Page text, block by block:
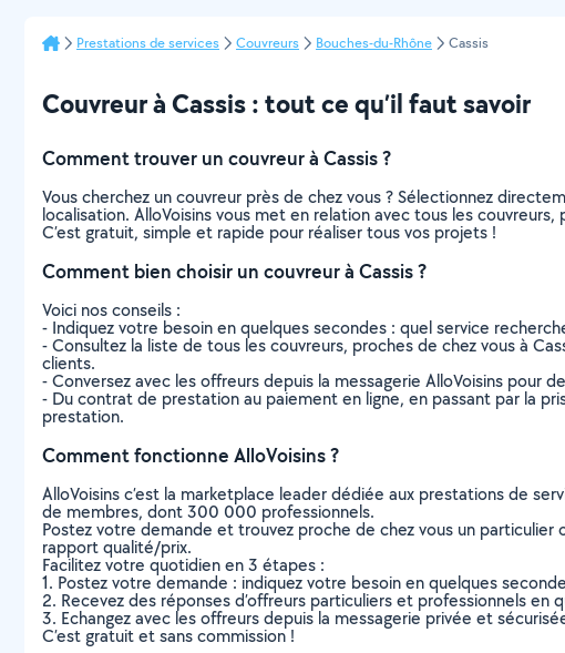
Prestations de services Couvreurs Bouches-du-Rhône Cassis
Couvreur à Cassis : tout ce qu’il faut savoir
Comment trouver un couvreur à Cassis ?
Vous cherchez un couvreur près de chez vous ? Sélectionnez
localisation. AlloVoisins vous met en relation avec tous les
C’est gratuit, simple et rapide pour réaliser tous vos projets !
Comment bien choisir un couvreur à Cassis ?
Voici nos conseils :
- Indiquez votre besoin en quelques secondes : quel service
- Consultez la liste de tous les couvreurs, proches de chez vous à
clients.
- Conversez avec les offreurs depuis la messagerie AlloVoisins pour
- Du contrat de prestation au paiement en ligne, en passant par la
prestation.
Comment fonctionne AlloVoisins ?
AlloVoisins c’est la marketplace leader dédiée aux prestations de
de membres, dont 300 000 professionnels.
Postez votre demande et trouvez proche de chez vous un
rapport qualité/prix.
Facilitez votre quotidien en 3 étapes :
1. Postez votre demande : indiquez votre besoin en quelques
2. Recevez des réponses d’offreurs particuliers et professionnels en
3. Echangez avec les offreurs depuis la messagerie privée et
C’est gratuit et sans commission !